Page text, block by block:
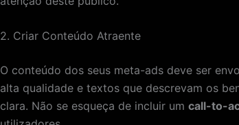
2. Criar Conteúdo Atraente
O conteúdo dos seus meta-ads deve ser
alta qualidade e textos que descrevam os
clara. Não se esqueça de incluir um call-to-